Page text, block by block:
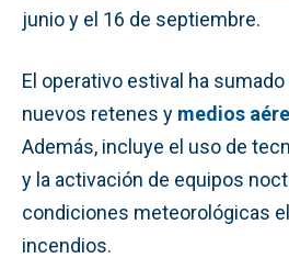
junio y el 16 de septiembre.
El operativo estival ha
nuevos retenes y medios
Además, incluye el uso de
y la activación de equipos
condiciones meteorológicas
incendios.